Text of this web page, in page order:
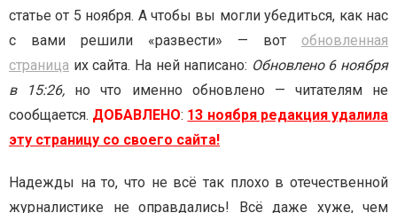
статье от 5 ноября. А чтобы вы могли убедиться, как нас
с вами решили «развести» — вот обновленная
страница их сайта. На ней написано: Обновлено 6 ноября
в 15:26, но что именно обновлено — читателям не
сообщается. ДОБАВЛЕНО: 13 ноября редакция удалила
эту страницу со своего сайта!
Надежды на то, что не всё так плохо в отечественной
журналистике не оправдались! Всё даже хуже, чем